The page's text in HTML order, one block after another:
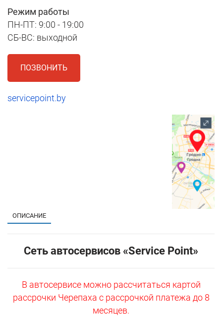
Режим работы
ПН-ПТ: 9:00 - 19:00
СБ-ВС: выходной
ПОЗВОНИТЬ
servicepoint.by
ОПИСАНИЕ
Сеть автосервисов «Service Point»
В автосервисе можно рассчитаться картой
рассрочки Черепаха с рассрочкой платежа до 8
месяцев.